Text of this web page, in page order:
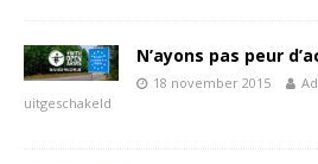
N’ayons pas peur
18 november 2015
uitgeschakeld